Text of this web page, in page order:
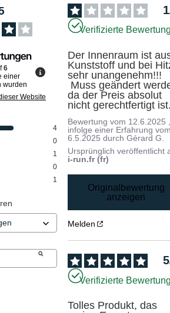
6
einer
wurden
Website
4
0
1
0
1
1
Verifizierte
Der Innenraum ist
Kunststoff und bei
sehr unangenehm!!!
da der Preis absolut
nicht gerechtfertigt
Bewertung vom 12.6.2025
infolge einer Erfahrung
6.5.2025 durchGérard G.
Ursprünglich veröffentlicht
i-run.fr (fr)
Originalbewertung
anzeigen
Melden
5
Verifizierte
Tolles Produkt, das